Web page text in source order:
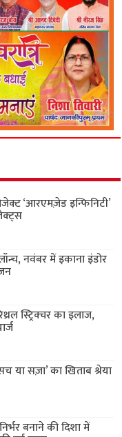
‘आरएमज़ेड इन्फिनिटी’
नवंबर में इकाना इंडोर
स्ट्रिक्चर का इलाज,
सज़ा’ का खिताब श्रेया
बनाने की दिशा में